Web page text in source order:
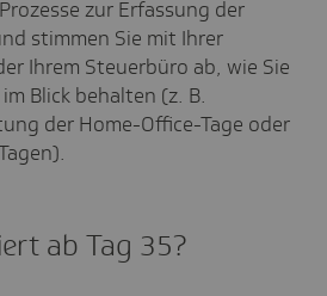
zur Erfassung der
stimmen Sie mit Ihrer
Ihrem Steuerbüro ab, wie Sie
Blick behalten (z. B.
der Home-Office-Tage oder
ab Tag 35?